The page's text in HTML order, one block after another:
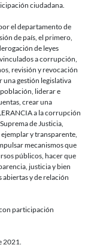
ciudadana.
el departamento de
de país, el primero,
de leyes
a corrupción,
revisión y revocación
gestión legislativa
liderar e
crear una
a la corrupción
de Justicia,
y transparente,
mecanismos que
públicos, hacer que
justicia y bien
y de relación
participación
2021.